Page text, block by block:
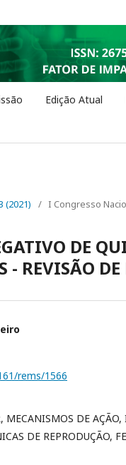
Edição Atual
(2021) / I Congresso
DE
- REVISÃO
rems/1566
MECANISMOS DE
DE REPRODUÇÃO,